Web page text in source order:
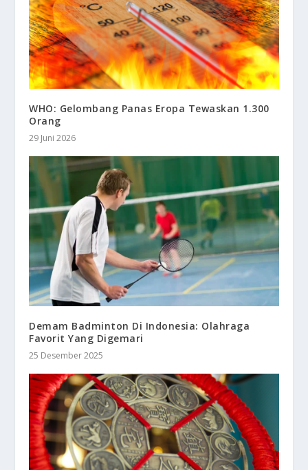
WHO: Gelombang Panas Eropa Tewaskan 1.300
Orang
29 Juni 2026
Demam Badminton Di Indonesia: Olahraga
Favorit Yang Digemari
25 Desember 2025